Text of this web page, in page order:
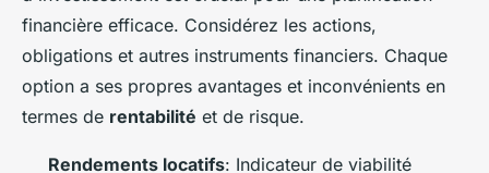
financière efficace. Considérez les actions,
obligations et autres instruments financiers. Chaque
option a ses propres avantages et inconvénients en
termes de rentabilité et de risque.
Rendements locatifs: Indicateur de viabilité